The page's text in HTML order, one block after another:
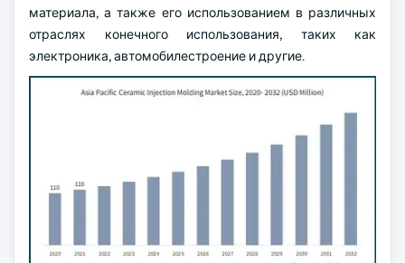
материала, а также его использованием в различных
отраслях конечного использования, таких как
электроника, автомобилестроение и другие.